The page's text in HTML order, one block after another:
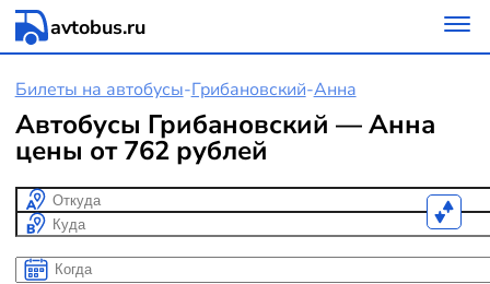
avtobus.ru
Билеты на автобусы-Грибановский-Анна
Автобусы Грибановский — Анна
цены от 762 рублей
Откуда
Куда
Когда
Когда